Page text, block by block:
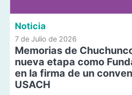
Noticia
7 de Julio de 2026
Memorias de
nueva etapa como
en la firma de un
USACH